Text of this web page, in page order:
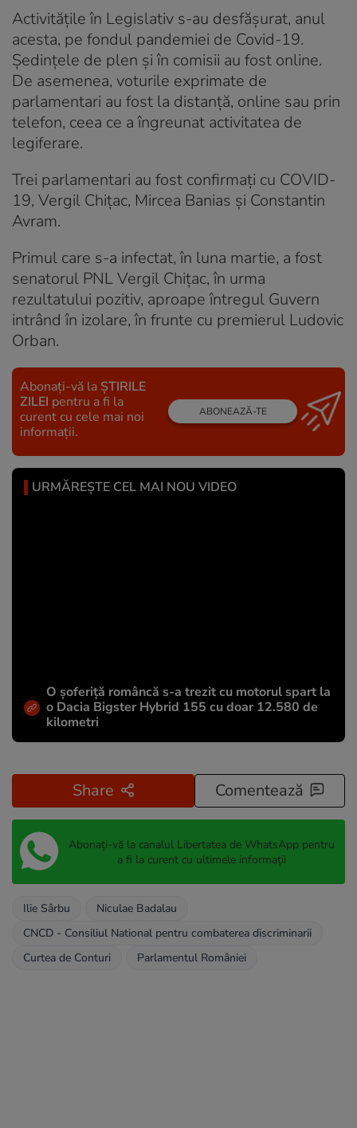
Activităţile în Legislativ s-au desfăşurat, anul
acesta, pe fondul pandemiei de Covid-19.
Şedinţele de plen şi în comisii au fost online.
De asemenea, voturile exprimate de
parlamentari au fost la distanţă, online sau prin
telefon, ceea ce a îngreunat activitatea de
legiferare.
Trei parlamentari au fost confirmaţi cu COVID-
19, Vergil Chiţac, Mircea Banias şi Constantin
Avram.
Primul care s-a infectat, în luna martie, a fost
senatorul PNL Vergil Chiţac, în urma
rezultatului pozitiv, aproape întregul Guvern
intrând în izolare, în frunte cu premierul Ludovic
Orban.
Abonați-vă la ȘTIRILE
ZILEI pentru a fi la
curent cu cele mai noi
informații.
ABONEAZĂ-TE
URMĂREȘTE CEL MAI NOU VIDEO
O șoferiță româncă s-a trezit cu motorul spart la
o Dacia Bigster Hybrid 155 cu doar 12.580 de
kilometri
Share Comentează
Abonați-vă la canalul Libertatea de WhatsApp pentru
a fi la curent cu ultimele informații
Ilie Sârbu
Niculae Badalau
CNCD - Consiliul National pentru combaterea discriminarii
Curtea de Conturi
Parlamentul României